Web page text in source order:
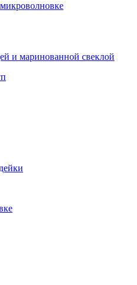
и маринованной свеклой